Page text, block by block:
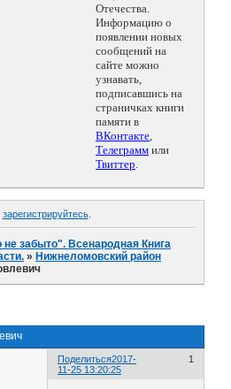
Отечества.
Информацию о
появлении новых
сообщений на
сайте можно
узнавать,
подписавшись на
страничках книги
памяти в
ВКонтакте,
Телеграмм или
Твиттер.
зарегистрируйтесь.
не забыто". Всенародная Книга
» Нижнеломовский район
Поделиться 1
2017-
11-25 13:20:25